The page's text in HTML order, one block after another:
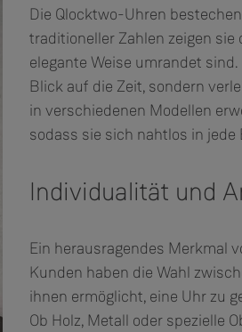
Die Qlocktwo-Uhren
traditioneller Zahlen zeigen
elegante Weise umrandet
Blick auf die Zeit, sondern
in verschiedenen Modellen
sodass sie sich nahtlos in
Individualität und
Ein herausragendes Merkmal
Kunden haben die Wahl
ihnen ermöglicht, eine Uhr zu
Ob Holz, Metall oder spezielle